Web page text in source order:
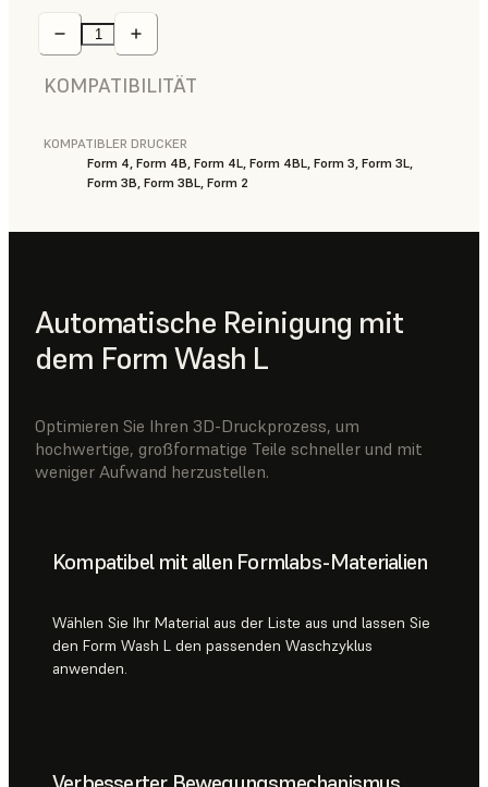
KOMPATIBILITÄT
KOMPATIBLER DRUCKER
Form 4, Form 4B, Form 4L, Form 4BL, Form 3, Form 3L,
Form 3B, Form 3BL, Form 2
Automatische Reinigung mit
dem Form Wash L
Optimieren Sie Ihren 3D-Druckprozess, um
hochwertige, großformatige Teile schneller und mit
weniger Aufwand herzustellen.
Kompatibel mit allen Formlabs-Materialien
Wählen Sie Ihr Material aus der Liste aus und lassen Sie
den Form Wash L den passenden Waschzyklus
anwenden.